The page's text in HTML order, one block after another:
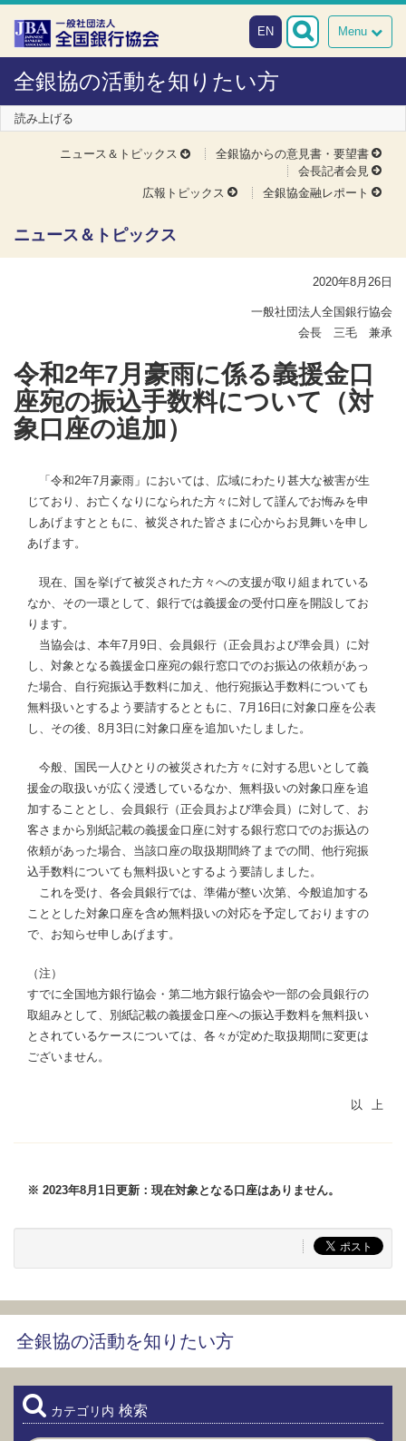
本文へスキップ
障がい者向け相談窓口
Menu
EN
全銀協の活動を知りたい方
読み上げる
ニュース＆トピックス
全銀協からの意見書・要望書
会長記者会見
広報トピックス
全銀協金融レポート
ニュース＆トピックス
2020年8月26日
一般社団法人全国銀行協会
会長 三毛 兼承
令和2年7月豪雨に係る義援金口
座宛の振込手数料について（対
象口座の追加）
「令和2年7月豪雨」においては、広域にわたり甚大な被害が生
じており、お亡くなりになられた方々に対して謹んでお悔みを申
しあげますとともに、被災された皆さまに心からお見舞いを申し
あげます。
現在、国を挙げて被災された方々への支援が取り組まれている
なか、その一環として、銀行では義援金の受付口座を開設してお
ります。
当協会は、本年7月9日、会員銀行（正会員および準会員）に対
し、対象となる義援金口座宛の銀行窓口でのお振込の依頼があっ
た場合、自行宛振込手数料に加え、他行宛振込手数料についても
無料扱いとするよう要請するとともに、7月16日に対象口座を公表
し、その後、8月3日に対象口座を追加いたしました。
今般、国民一人ひとりの被災された方々に対する思いとして義
援金の取扱いが広く浸透しているなか、無料扱いの対象口座を追
加することとし、会員銀行（正会員および準会員）に対して、お
客さまから別紙記載の義援金口座に対する銀行窓口でのお振込の
依頼があった場合、当該口座の取扱期間終了までの間、他行宛振
込手数料についても無料扱いとするよう要請しました。
これを受け、各会員銀行では、準備が整い次第、今般追加する
こととした対象口座を含め無料扱いの対応を予定しておりますの
で、お知らせ申しあげます。
（注）
すでに全国地方銀行協会・第二地方銀行協会や一部の会員銀行の
取組みとして、別紙記載の義援金口座への振込手数料を無料扱い
とされているケースについては、各々が定めた取扱期間に変更は
ございません。
※ 2023年8月1日更新：現在対象となる口座はありません。
全銀協の活動を知りたい方
カテゴリ内 検索